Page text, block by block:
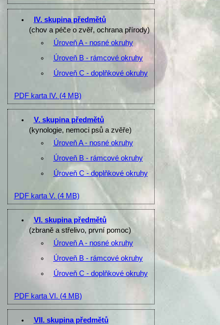
IV. skupina předmětů
(chov a péče o zvěř, ochrana přírody)
Úroveň A - nosné okruhy
Úroveň B - rámcové okruhy
Úroveň C - doplňkové okruhy
PDF karta IV. (4 MB)
V. skupina předmětů
(kynologie, nemoci psů a zvěře)
Úroveň A - nosné okruhy
Úroveň B - rámcové okruhy
Úroveň C - doplňkové okruhy
PDF karta V. (4 MB)
VI. skupina předmětů
(zbraně a střelivo, první pomoc)
Úroveň A - nosné okruhy
Úroveň B - rámcové okruhy
Úroveň C - doplňkové okruhy
PDF karta VI. (4 MB)
VII. skupina předmětů